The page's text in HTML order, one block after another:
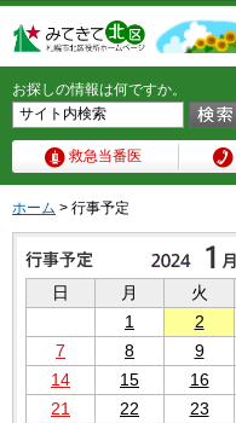
お探しの情報は何ですか。
救急当番医
ホーム > 行事予定
日 月 火
1
2
7
8 9
14
15 16
21
22 23